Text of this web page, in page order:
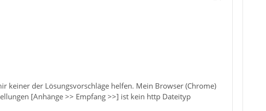
keiner der Lösungsvorschläge helfen. Mein Browser (Chrome)
[Anhänge >> Empfang >>] ist kein http Dateityp